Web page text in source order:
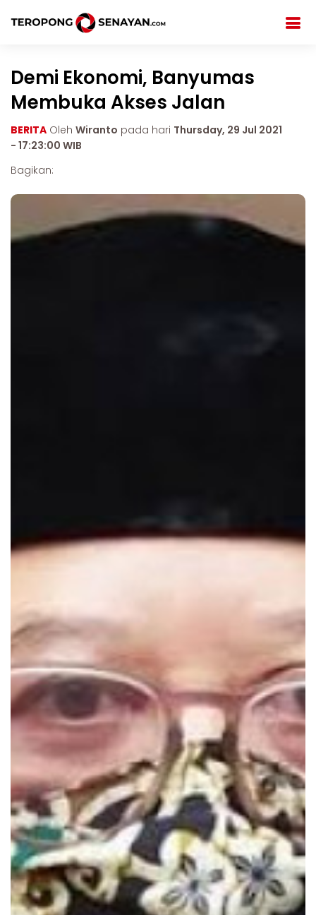
Demi Ekonomi, Banyumas
Membuka Akses Jalan
BERITA Oleh Wiranto pada hari Thursday, 29 Jul 2021
- 17:23:00 WIB
Bagikan: